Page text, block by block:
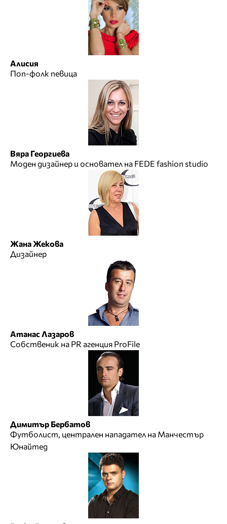
Алисия
Поп-фолк певица
Вяра Георгиева
Моден дизайнер и основател на FEDE fashion studio
Жана Жекова
Дизайнер
Атанас Лазаров
Собственик на PR агенция ProFile
Димитър Бербатов
Футболист, централен нападател на Манчестър
Юнайтед